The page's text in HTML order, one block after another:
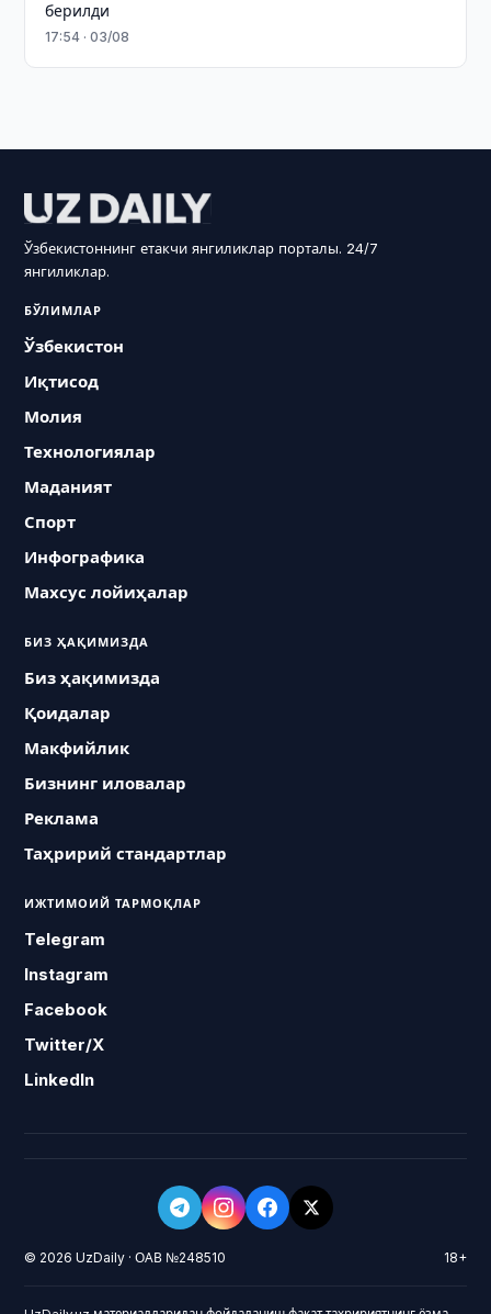
берилди
17:54 · 03/08
Ўзбекистоннинг етакчи янгиликлар порталы. 24/7
янгиликлар.
БЎЛИМЛАР
Ўзбекистон
Иқтисод
Молия
Технологиялар
Маданият
Спорт
Инфографика
Махсус лойиҳалар
БИЗ ҲАҚИМИЗДА
Биз ҳақимизда
Қоидалар
Макфийлик
Бизнинг иловалар
Реклама
Таҳририй стандартлар
ИЖТИМОИЙ ТАРМОҚЛАР
Telegram
Instagram
Facebook
Twitter/X
LinkedIn
© 2026 UzDaily · ОАВ №248510 18+